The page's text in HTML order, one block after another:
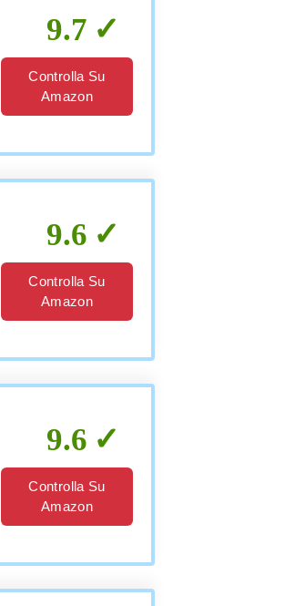
9.7
Controlla Su
Amazon
9.6
Controlla Su
Amazon
9.6
Controlla Su
Amazon